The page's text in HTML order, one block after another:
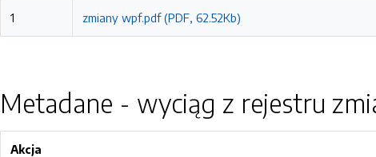
1 zmiany wpf.pdf (PDF, 62.52Kb)
Metadane - wyciąg z rejestru
Akcja